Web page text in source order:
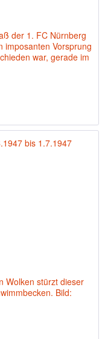
der 1. FC Nürnberg
imposanten Vorsprung
war, gerade im
Wolken stürzt dieser
Bild: